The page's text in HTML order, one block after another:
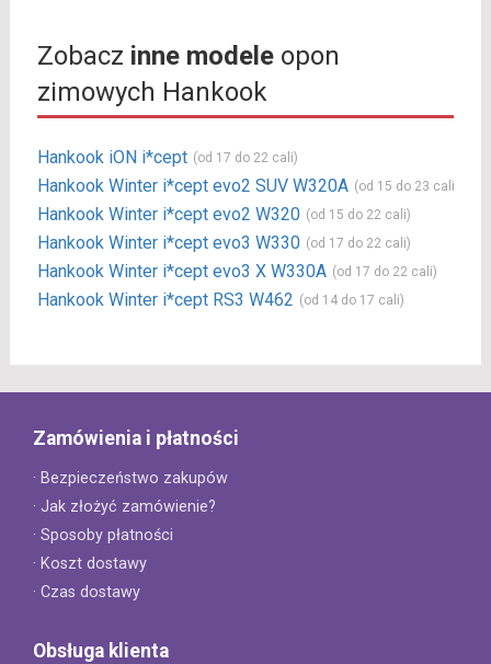
Zobacz inne modeleopon
zimowych Hankook
Hankook iON i*cept (od 17 do 22 cali)
Hankook Winter i*cept evo2 SUV W320A (od 15 do 23 cali)
Hankook Winter i*cept evo2 W320 (od 15 do 22 cali)
Hankook Winter i*cept evo3 W330 (od 17 do 22 cali)
Hankook Winter i*cept evo3 X W330A (od 17 do 22 cali)
Hankook Winter i*cept RS3 W462 (od 14 do 17 cali)
Zamówienia i płatności
· Bezpieczeństwo zakupów
· Jak złożyć zamówienie?
· Sposoby płatności
· Koszt dostawy
· Czas dostawy
Obsługa klienta